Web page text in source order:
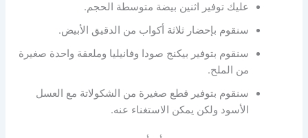
عليك توفير اثنين بيضة متوسطة الحجم.
سنقوم بإحضار ثلاثة أكواب من الدقيق الأبيض.
سنقوم بتوفير بيكنج صودا وفانيليا وملعقة واحدة صغيرة
من الملح.
سنقوم بتوفير قطع صغيرة من الشكولاتة مع العسل
الأسود ولكن يمكن الاستغناء عنه.